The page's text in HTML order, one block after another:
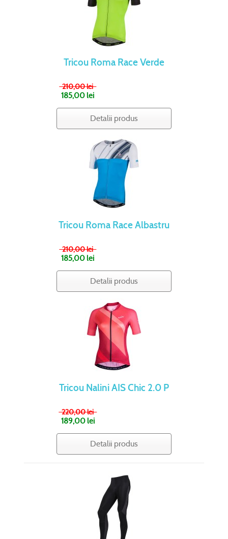
Tricou Roma Race Verde
210,00 lei
185,00 lei
Detalii produs
Tricou Roma Race Albastru
210,00 lei
185,00 lei
Detalii produs
Tricou Nalini AIS Chic 2.0 P
220,00 lei
189,00 lei
Detalii produs